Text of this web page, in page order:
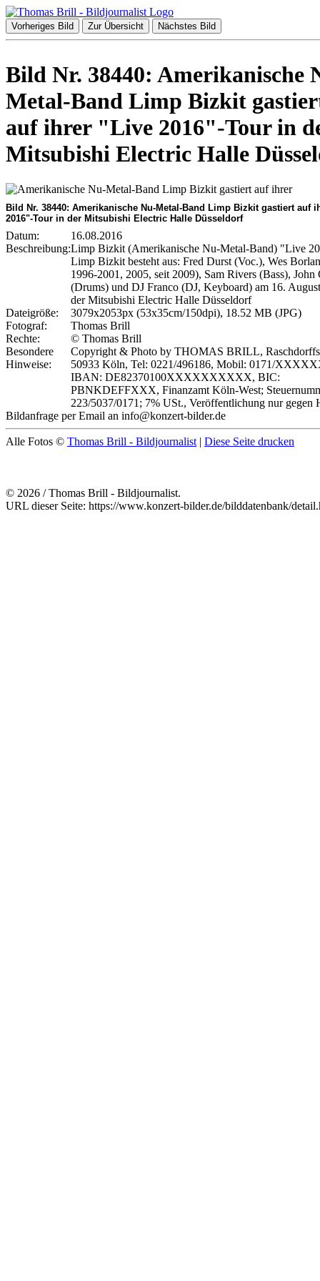
Vorheriges Bild Zur Übersicht Nächstes Bild
Bild Nr. 38440: Amerikanische
Metal-Band Limp Bizkit
auf ihrer "Live 2016"-Tour in
Mitsubishi Electric Halle
Bild Nr. 38440: Amerikanische Nu-Metal-Band Limp Bizkit gastiert auf
2016"-Tour in der Mitsubishi Electric Halle Düsseldorf
Datum:
16.08.2016
Beschreibung:Limp Bizkit (Amerikanische Nu-Metal-Band) "Live
Limp Bizkit besteht aus: Fred Durst (Voc.), Wes
1996-2001, 2005, seit 2009), Sam Rivers (Bass), John
(Drums) und DJ Franco (DJ, Keyboard) am 16.
der Mitsubishi Electric Halle Düsseldorf
Dateigröße:
3079x2053px (53x35cm/150dpi), 18.52 MB (JPG)
Fotograf:
Thomas Brill
Rechte:
© Thomas Brill
Besondere
Hinweise:
Copyright & Photo by THOMAS BRILL,
50933 Köln, Tel: 0221/496186, Mobil: 0171/
IBAN: DE82370100XXXXXXXXXX, BIC:
PBNKDEFFXXX, Finanzamt Köln-West;
223/5037/0171; 7% USt., Veröffentlichung nur gegen
Bildanfrage per Email an info@konzert-bilder.de
Alle Fotos © Thomas Brill - Bildjournalist | Diese Seite drucken
© 2026 / Thomas Brill - Bildjournalist.
URL dieser Seite: https://www.konzert-bilder.de/bilddatenbank/